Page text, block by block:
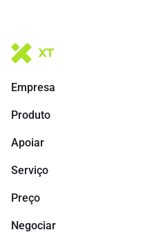
Empresa
Produto
Apoiar
Serviço
Preço
Negociar